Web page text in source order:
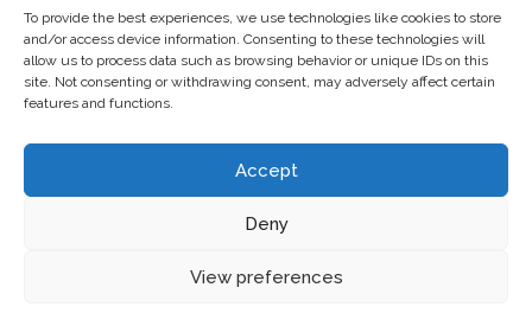
To provide the best experiences, we use technologies like cookies to store
and/or access device information. Consenting to these technologies will
allow us to process data such as browsing behavior or unique IDs on this
site. Not consenting or withdrawing consent, may adversely affect certain
features and functions.
Accept
Deny
View preferences
laten makendoor Chuck's